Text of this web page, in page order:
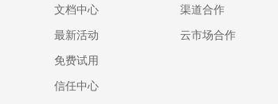
文档中心
最新活动
免费试用
信任中心
渠道合作
云市场合作